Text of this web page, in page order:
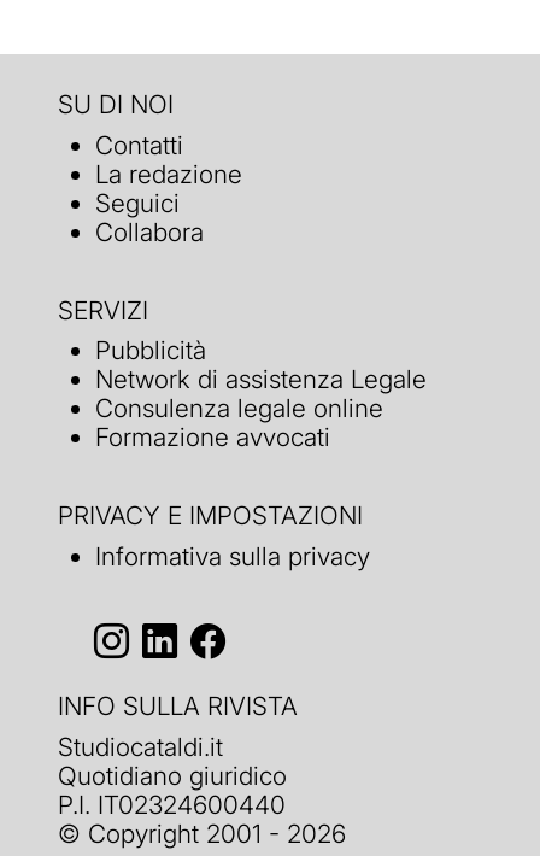
SU DI NOI
Contatti
La redazione
Seguici
Collabora
SERVIZI
Pubblicità
Network di assistenza Legale
Consulenza legale online
Formazione avvocati
PRIVACY E IMPOSTAZIONI
Informativa sulla privacy
INFO SULLA RIVISTA
Studiocataldi.it
Quotidiano giuridico
P.I. IT02324600440
© Copyright 2001 - 2026